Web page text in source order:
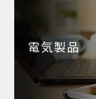
電気製品